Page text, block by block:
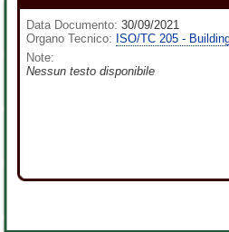
Data Documento: 30/09/2021
Organo Tecnico: ISO/TC 205 -
Note:
Nessun testo disponibile